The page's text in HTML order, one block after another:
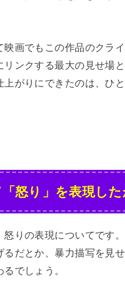
画でもこの作品のクラ
ンクする最大の見せ場
がりにできたのは、ひ
怒り」を表現した
りの表現についてです
だとか、暴力描写を見
でしょう。